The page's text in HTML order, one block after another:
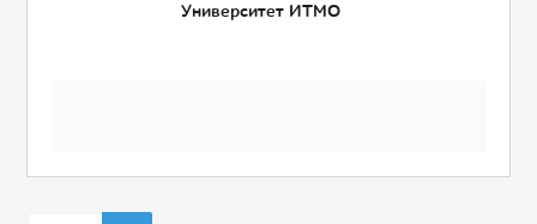
Университет ИТМО